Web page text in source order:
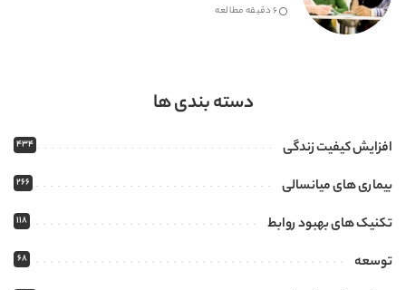
6 دقیقه مطالعه
دسته بندی ها
افزایش کیفیت زندگی 434
بیماری های میانسالی 266
تکنیک های بهبود روابط 118
توسعه 68